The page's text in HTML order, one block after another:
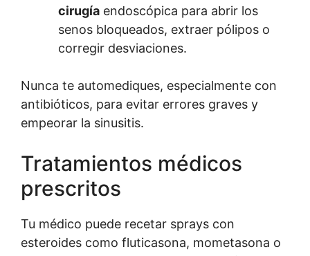
cirugía endoscópica para abrir los
senos bloqueados, extraer pólipos o
corregir desviaciones.
Nunca te automediques, especialmente con
antibióticos, para evitar errores graves y
empeorar la sinusitis.
Tratamientos médicos
prescritos
Tu médico puede recetar sprays con
esteroides como fluticasona, mometasona o